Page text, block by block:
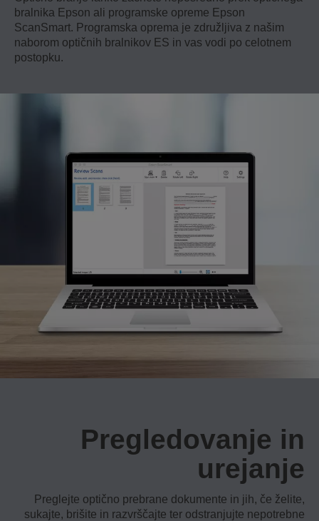
bralnika Epson ali programske opreme Epson
ScanSmart. Programska oprema je združljiva z našim
naborom optičnih bralnikov ES in vas vodi po celotnem
postopku.
Pregledovanje in
urejanje
Preglejte optično prebrane dokumente in jih, če želite,
sukajte, brišite in razvrščajte ter odstranjujte nepotrebne